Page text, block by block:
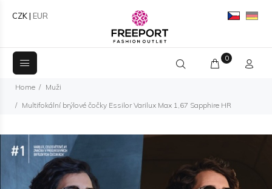
CZK| EUR
0
Home
Muži
Multifokální brýlové čočky Essilor Varilux Max 1,67 Sapphire HR